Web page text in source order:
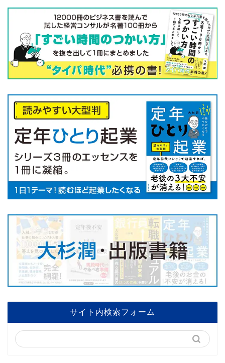
サイト内検索フォーム